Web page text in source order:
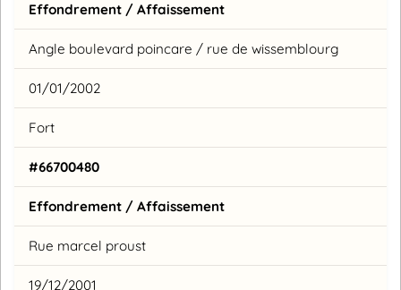
Effondrement / Affaissement
Angle boulevard poincare / rue de wissemblourg
01/01/2002
Fort
#66700480
Effondrement / Affaissement
Rue marcel proust
19/12/2001